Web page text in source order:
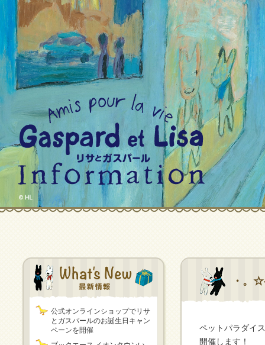
公式オンラインショップでリサ
とガスパールのお誕生日キャン
ペーンを開催
・。
ペットパラダイ
開催します！